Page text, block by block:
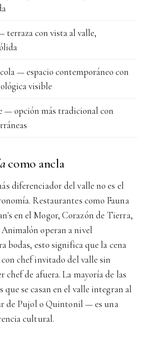
terraza con vista al valle,
— espacio contemporáneo con
visible
— opción más tradicional con
como ancla
diferenciador del valle no es el
Restaurantes como Fauna
en el Mogor, Corazón de Tierra,
operan a nivel
bodas, esto significa que la cena
chef invitado del valle sin
chef de afuera. La mayoría de las
que se casan en el valle integran al
de Pujol o Quintonil — es una
cultural.